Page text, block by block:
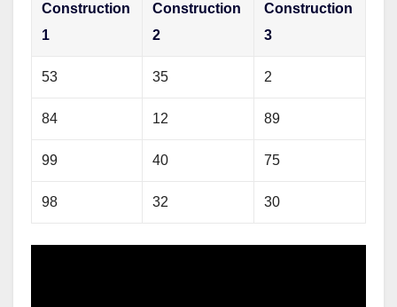
Construction
1
Construction
2
Construction
3
53 35 2
84 12 89
99 40 75
98 32 30